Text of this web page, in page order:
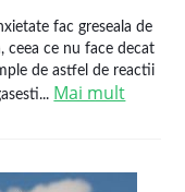
fac greseala de
ceea ce nu face decat
de astfel de reactii
Mai mult